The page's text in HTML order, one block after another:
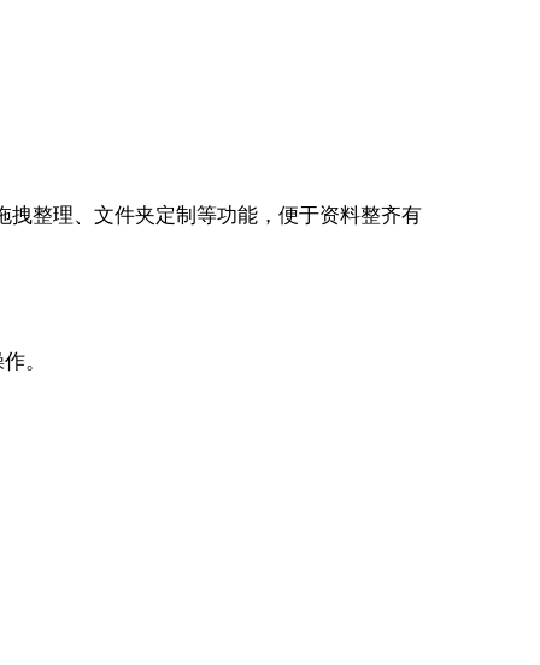
整理、文件夹定制等功能，便于资料整齐有
。